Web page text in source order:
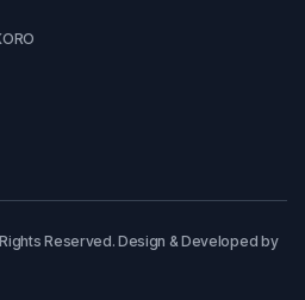
Reserved. Design & Developed by